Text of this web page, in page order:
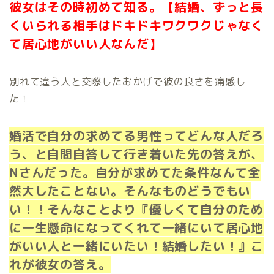
彼女はその時初めて知る。【結婚、ずっと長
くいられる相手はドキドキワクワクじゃなく
て居心地がいい人なんだ】
別れて違う人と交際したおかげで彼の良さを痛感し
た！
婚活で自分の求めてる男性ってどんな人だろ
う、と自問自答して行き着いた先の答えが、
Nさんだった。自分が求めてた条件なんて全
然大したことない。そんなものどうでもい
い！！そんなことより『優しくて自分のため
に一生懸命になってくれて一緒にいて居心地
がいい人と一緒にいたい！結婚したい！』こ
れが彼女の答え。